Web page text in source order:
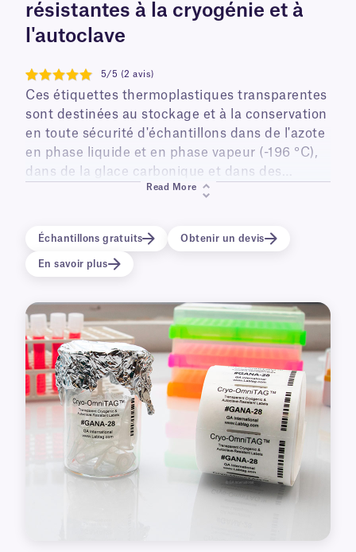
résistantes à la cryogénie et à
l'autoclave
5
5/5 (2 avis)
Ces étiquettes thermoplastiques transparentes
sont destinées au stockage et à la conservation
en toute sécurité d'échantillons dans de l'azote
en phase liquide et en phase vapeur (-196 °C),
dans de la glace carbonique et dans des
congélateurs de laboratoire (-80 °C). Elles
élevées (jusqu'à +150 °C), ce qui les rend
adaptées aux autoclaves à vapeur et aux
stérilisateurs à chaleur sèche. Offrant un
sont idéales pour identifier cryogénique , tubes,
boîtes de congélation et matériel de laboratoire
cryogénique . Leur large éventail d'utilisations
les rend particulièrement adaptées aux
domaines biomédical, dentaire, des biobanques
et médical.
Read More
Échantillons gratuits Obtenir un devis
En savoir plus